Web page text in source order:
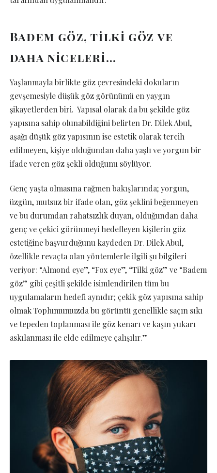
Badem göz, tilki göz ve
daha niceleri…
Yaşlanmayla birlikte göz çevresindeki dokuların
gevşemesiyle düşük göz görünümü en yaygın
şikayetlerden biri. Yapısal olarak da bu şekilde göz
yapısına sahip olunabildiğini belirten Dr. Dilek Abul,
aşağı düşük göz yapısının ise estetik olarak tercih
edilmeyen, kişiye olduğundan daha yaşlı ve yorgun bir
ifade veren göz şekli olduğunu söylüyor.
Genç yaşta olmasına rağmen bakışlarında; yorgun,
üzgün, mutsuz bir ifade olan, göz şeklini beğenmeyen
ve bu durumdan rahatsızlık duyan, olduğundan daha
genç ve çekici görünmeyi hedefleyen kişilerin göz
estetiğine başvurduğunu kaydeden Dr. Dilek Abul,
özellikle revaçta olan yöntemlerle ilgili şu bilgileri
veriyor: “Almond eye”, “Fox eye”, “Tilki göz” ve “Badem
göz” gibi çeşitli şekilde isimlendirilen tüm bu
uygulamaların hedefi aynıdır; çekik göz yapısına sahip
olmak Toplumumuzda bu görüntü genellikle saçın sıkı
ve tepeden toplanması ile göz kenarı ve kaşın yukarı
askılanması ile elde edilmeye çalışılır.”